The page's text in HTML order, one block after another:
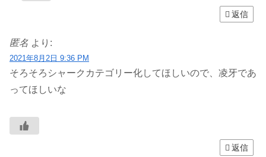
返信
匿名 より:
2021年8月2日 9:36 PM
そろそろシャークカテゴリー化してほしいので、凌牙であ
ってほしいな
返信